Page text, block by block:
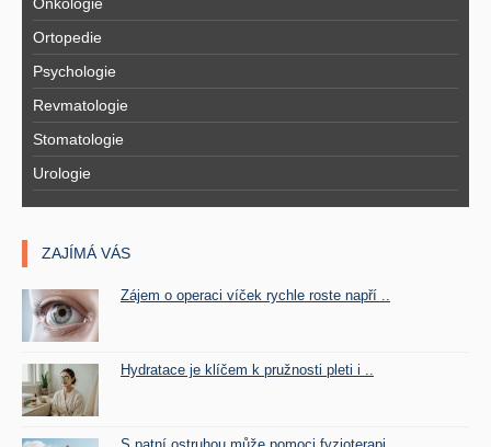
Ortopedie
Psychologie
Revmatologie
Stomatologie
Urologie
ZAJÍMÁ VÁS
Zájem o operaci víček rychle roste napří ..
Hydratace je klíčem k pružnosti pleti i ..